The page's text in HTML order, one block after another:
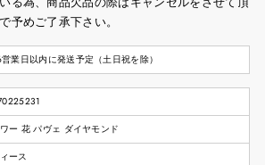
予めご了承下さい。
業日以内に発送予定（土日祝を除）
ー 花 パヴェ ダイヤモンド
ース